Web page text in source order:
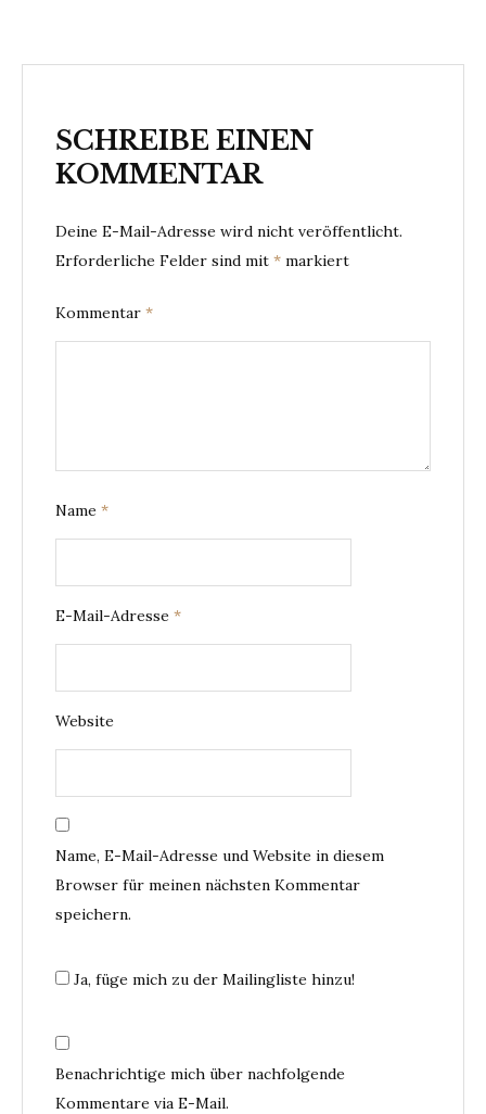
SCHREIBE EINEN
KOMMENTAR
Deine E-Mail-Adresse wird nicht veröffentlicht.
Erforderliche Felder sind mit * markiert
Kommentar *
Name *
E-Mail-Adresse *
Website
Name, E-Mail-Adresse und Website in diesem
Browser für meinen nächsten Kommentar
speichern.
Ja, füge mich zu der Mailingliste hinzu!
Benachrichtige mich über nachfolgende
Kommentare via E-Mail.